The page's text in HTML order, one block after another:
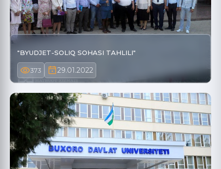
"BYUDJET-SOLIQ SOHASI TAHLILI"
373 29.01.2022